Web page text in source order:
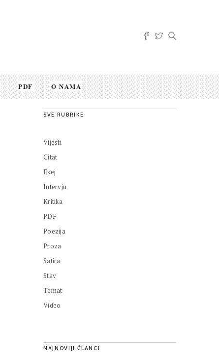
PDF O NAMA
SVE RUBRIKE
Vijesti
Citat
Esej
Intervju
Kritika
PDF
Poezija
Proza
Satira
Stav
Temat
Video
NAJNOVIJI ČLANCI